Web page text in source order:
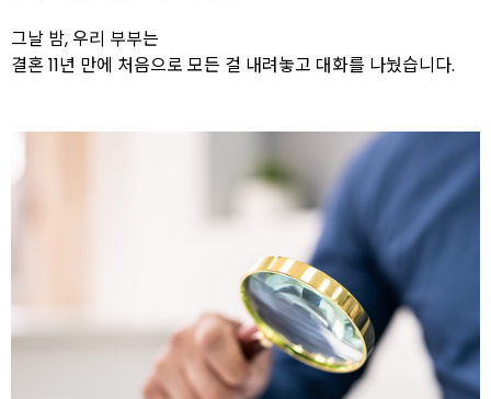
그날 밤, 우리 부부는
결혼 11년 만에 처음으로 모든 걸 내려놓고 대화를 나눴습니다.